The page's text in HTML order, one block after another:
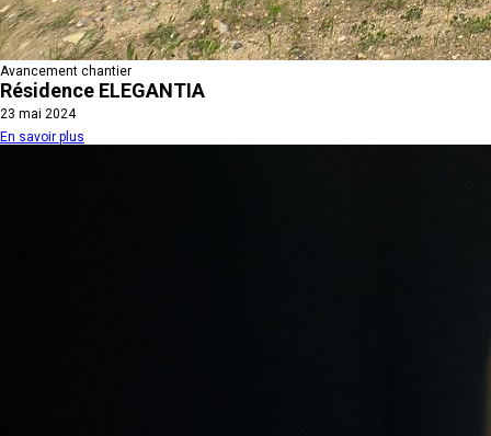
Avancement chantier
Résidence ELEGANTIA
23 mai 2024
En savoir plus